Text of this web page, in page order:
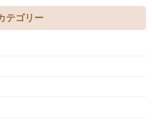
テゴリー